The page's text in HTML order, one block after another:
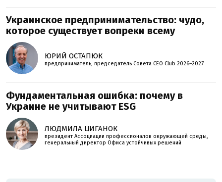
Украинское предпринимательство: чудо,
которое существует вопреки всему
ЮРИЙ ОСТАПЮК
предприниматель, председатель Совета CEO Club 2026–2027
Фундаментальная ошибка: почему в
Украине не учитывают ESG
ЛЮДМИЛА ЦИГАНОК
президент Ассоциации профессионалов окружающей среды,
генеральный директор Офиса устойчивых решений